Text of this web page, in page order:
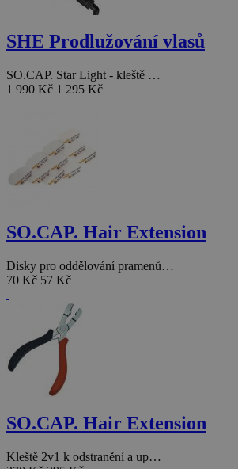
SHE Prodlužování vlasů
SO.CAP. Star Light - kleště …
1 990 Kč 1 295 Kč
SO.CAP. Hair Extension
Disky pro oddělování pramenů…
70 Kč 57 Kč
SO.CAP. Hair Extension
Kleště 2v1 k odstranění a up…